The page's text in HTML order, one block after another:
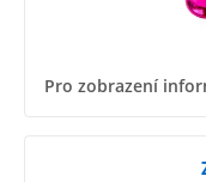
Pro zobrazení